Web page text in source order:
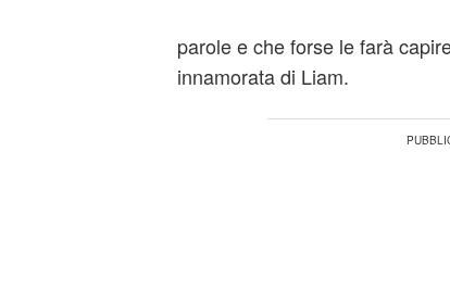
parole e che forse le farà
innamorata di Liam.